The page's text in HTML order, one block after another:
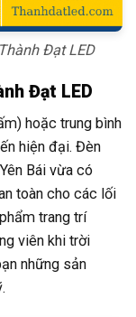
Đạt LED
Đạt LED
hoặc trung bình
hiện đại. Đèn
Bái vừa có
toàn cho các lối
trang trí
viên khi trời
những sản